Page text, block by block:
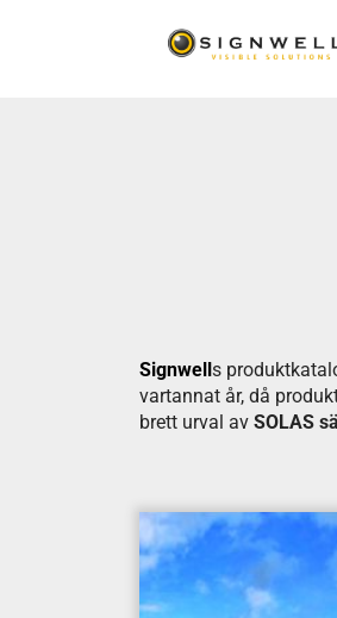
Signwells
vartannat år, då
brett urval av SOLAS